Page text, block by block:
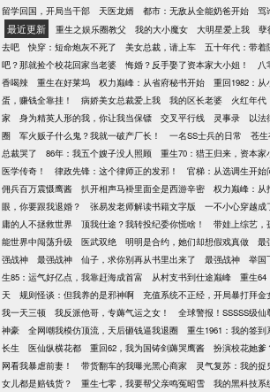
留学回国，开局当干部
天医龙婿 都市：无敌从全能奶爸开始 骂
最近更新 重生之娱乐圈教父 我的大小魔女 大明星爱上我
孽
去吧
快穿：短命炮灰不死了 美女总裁，请上车 五十年代：带着
吧？那就捡个校花回家当老婆
悔婚？反手娶了资本家大小姐！
八
香喝辣
重生在好莱坞 权力巅峰：从省府秘书开始 重回1982：
蛋，赚钱全靠挂！
病娇美女总裁爱上我 我的区长老婆
火红年代
家
身为精英人形的我，你让我当保镖 交叉平行线 灵事录 以法
圈
军火贩子什么鬼？我就一破产厂长！ 一名SS士兵的日常 苍
总裁哭了
86年：我五个嫂子没人照顾 重生70：猎王归来，资本家
医学传奇！
律政先锋：这个律师正的发邪！ 官梯：从选调生开始
佣兵百万震慑鹰酱
扒开相声马褂里面全是西游辛密 权力巅峰：从
眼，你要跟我退婚？
张易发老师解读书籍文字版 一不小心穿越成
庸的人不拯救世界
顶我仕途？我转投纪委你慌啥！ 带娃上综艺，
能世界中闯荡升级
医武双绝 明明是合约，她们却想假戏真做 最
强战神
最强战神 仙子，求你别再从书里出来了 最强战神 举国
生85：运气好亿点，我靠赶海成首富
从村支书到仕途巅峰
重生64
天
规则怪谈：但我养的是邪神啊 充值系统不正经，开局暴打拜金
我一天三顿
我反派他哥，专薅气运之女！ 全球警报！SSSSS级仙
神豪
全网嘲我模仿顶流，天后砸钱逼我退圈 重生1961：我的签到
长生
医仙纵横花都 重回62，我为国铸剑薅哭鹰酱 扮演校花她爹
网看我暴虐前妻！
带货翻车的我曝光黑心商家 灵气复苏：我的捉
女儿都是赔钱货？
重生七零，我要帮父亲鸣冤昭雪 我的黑科技系